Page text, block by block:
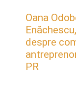
Oana
despre
PR